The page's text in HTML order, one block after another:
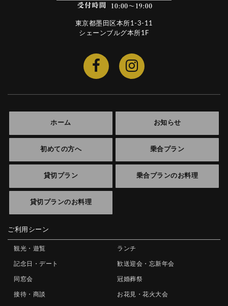
東京都墨田区本所1-3-11
シェーンブルグ本所1F
ホーム お知らせ
初めての方へ 乗合プラン
貸切プラン 乗合プランのお料理
貸切プランのお料理
ご利用シーン
観光・遊覧 ランチ
記念日・デート 歓送迎会・忘新年会
同窓会 冠婚葬祭
接待・商談 お花見・花火大会